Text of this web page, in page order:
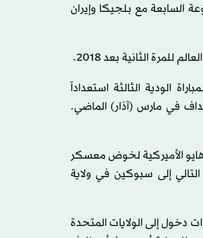
منافسات المجموعة السابعة مع بلجيكا وإيران
الثانية بعد 2018.
استاد «القاهرة» في المباراة الودية الثالثة استعداداً
من دون أهداف في مارس (آذار) الماضي.
الأميركية لخوض معسكر
إلى سبوكين في ولاية
دخول إلى الولايات المتحدة